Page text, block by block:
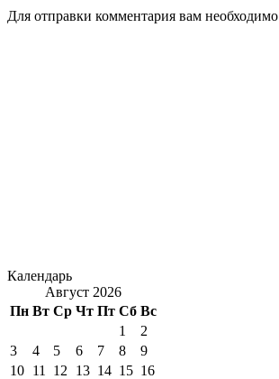
Для отправки комментария вам необходимо
Календарь
Август 2026
Пн Вт Ср Чт Пт Сб Вс
1
2
3
4 5 6 7 8
9
10 11 12 13 14 15 16